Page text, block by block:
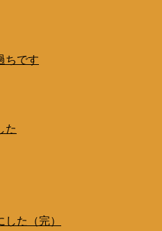
ちです
た
た（完）